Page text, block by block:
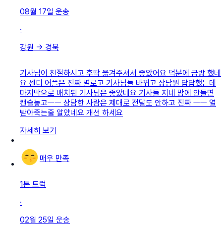
08월 17일 운송
·
강원 → 경북
기사님이 친절하시고 후딱 옮겨주셔서 좋았어요 덕분에 금방 했네
요 센디 어플은 진짜 별로고 기사님들 바뀌고 상담원 답답했는데
마지막으로 배치된 기사님은 좋았네요 기사들 지네 맘에 안들면
캔슬놓고ㅡㅡ 상담한 사람은 제대로 전달도 안하고 진짜 ㅡㅡ 열
받아죽는줄 알았네요 개선 하세요
자세히 보기
매우 만족
1톤 트럭
·
02월 25일 운송